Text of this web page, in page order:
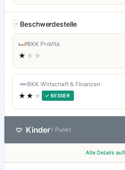
Beschwerdestelle
BKK ProVita
★ ★★
BKK Wirtschaft & Finanzen
★★ ★ ✓ BESSER
♡ Kinder1 Punkt
Alle Details